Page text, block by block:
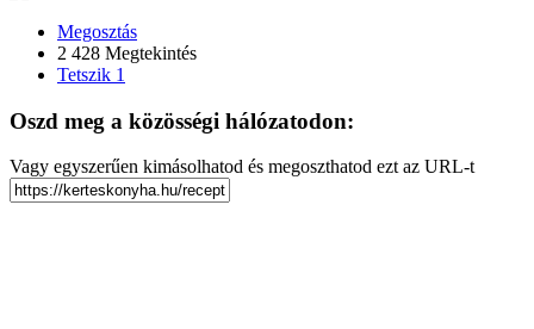
Megosztás
2 428 Megtekintés
Tetszik 1
Oszd meg a közösségi hálózatodon:
Vagy egyszerűen kimásolhatod és megoszthatod ezt az URL-t